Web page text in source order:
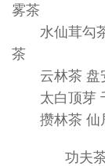
雾茶
水仙茸勾茶
茶
云林茶 盘安
太白顶芽
攒林茶 仙
功夫